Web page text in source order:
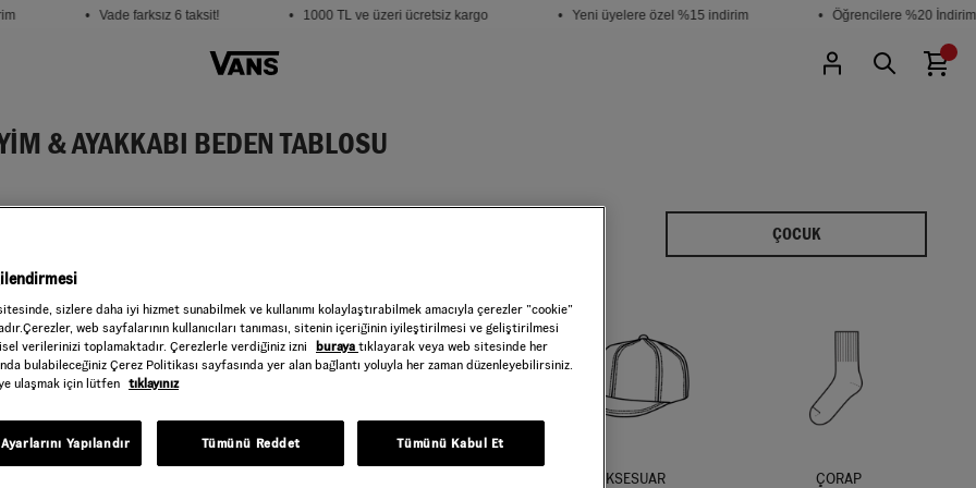
• Vade farksız 6 taksit! • 1000 TL ve üzeri ücretsiz kargo • Yeni üyelere özel %15 indirim • Öğrencilere %20 İndirim
& AYAKKABI BEDEN TABLOSU
ÇOCUK
AKSESUAR ÇORAP
sizlere daha iyi hizmet sunabilmek ve kullanımı kolaylaştırabilmek amacıyla çerezler ”cookie”
web sayfalarının kullanıcıları tanıması, sitenin içeriğinin iyileştirilmesi ve geliştirilmesi
verilerinizi toplamaktadır. Çerezlerle verdiğiniz izni
buraya tıklayarak veya web sitesinde her
bulabileceğiniz Çerez Politikası sayfasında yer alan bağlantı yoluyla her zaman düzenleyebilirsiniz.
ulaşmak için lütfen tıklayınız
Tümünü Reddet Tümünü Kabul Et
Yapılandır